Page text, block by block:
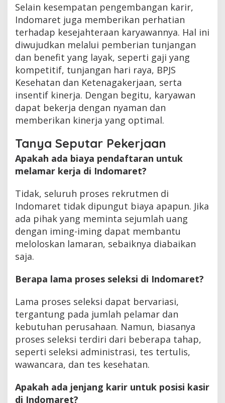
Selain kesempatan pengembangan karir,
Indomaret juga memberikan perhatian
terhadap kesejahteraan karyawannya. Hal ini
diwujudkan melalui pemberian tunjangan
dan benefit yang layak, seperti gaji yang
kompetitif, tunjangan hari raya, BPJS
Kesehatan dan Ketenagakerjaan, serta
insentif kinerja. Dengan begitu, karyawan
dapat bekerja dengan nyaman dan
memberikan kinerja yang optimal.
Tanya Seputar Pekerjaan
Apakah ada biaya pendaftaran untuk
melamar kerja di Indomaret?
Tidak, seluruh proses rekrutmen di
Indomaret tidak dipungut biaya apapun. Jika
ada pihak yang meminta sejumlah uang
dengan iming-iming dapat membantu
meloloskan lamaran, sebaiknya diabaikan
saja.
Berapa lama proses seleksi di Indomaret?
Lama proses seleksi dapat bervariasi,
tergantung pada jumlah pelamar dan
kebutuhan perusahaan. Namun, biasanya
proses seleksi terdiri dari beberapa tahap,
seperti seleksi administrasi, tes tertulis,
wawancara, dan tes kesehatan.
Apakah ada jenjang karir untuk posisi kasir
di Indomaret?